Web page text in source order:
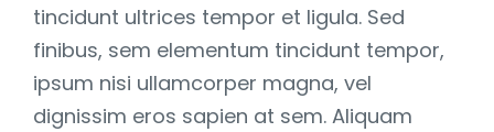
tincidunt ultrices tempor et ligula. Sed
finibus, sem elementum tincidunt tempor,
ipsum nisi ullamcorper magna, vel
dignissim eros sapien at sem. Aliquam